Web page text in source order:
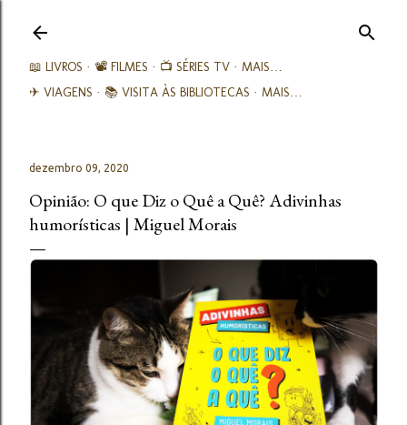
📖 LIVROS 📽️ FILMES 📺 SÉRIES TV
MAIS…
✈ VIAGENS
📚︎ VISITA ÀS BIBLIOTECAS MAIS…
dezembro 09, 2020
Opinião: O que Diz o Quê a Quê? Adivinhas
humorísticas | Miguel Morais